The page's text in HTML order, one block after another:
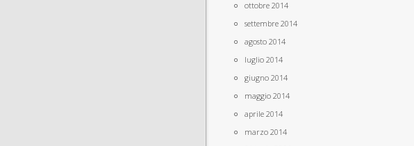
ottobre 2014
settembre 2014
agosto 2014
luglio 2014
giugno 2014
maggio 2014
aprile 2014
marzo 2014